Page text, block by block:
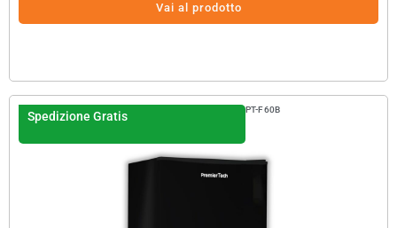
Vai al prodotto
Spedizione Gratis PT-F60B